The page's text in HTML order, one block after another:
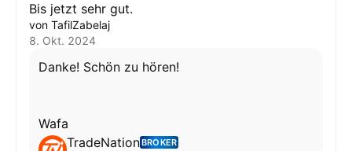
Bis jetzt sehr gut.
von TafilZabelaj
8. Okt. 2024
Danke! Schön zu hören!
Wafa
TradeNationBROKER